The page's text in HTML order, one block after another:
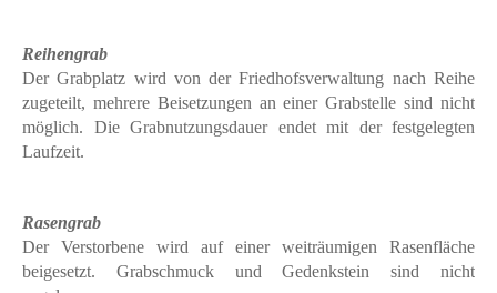
Reihengrab
Der Grabplatz wird von der Friedhofsverwaltung nach Reihe
zugeteilt, mehrere Beisetzungen an einer Grabstelle sind nicht
möglich. Die Grabnutzungsdauer endet mit der festgelegten
Laufzeit.
Rasengrab
Der Verstorbene wird auf einer weiträumigen Rasenfläche
beigesetzt. Grabschmuck und Gedenkstein sind nicht